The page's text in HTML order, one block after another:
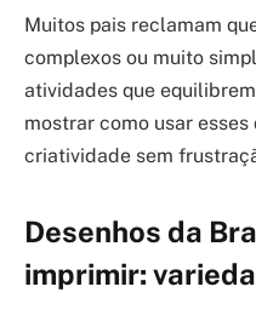
Muitos pais reclamam
complexos ou muito
atividades que
mostrar como usar
criatividade sem
Desenhos da
imprimir: